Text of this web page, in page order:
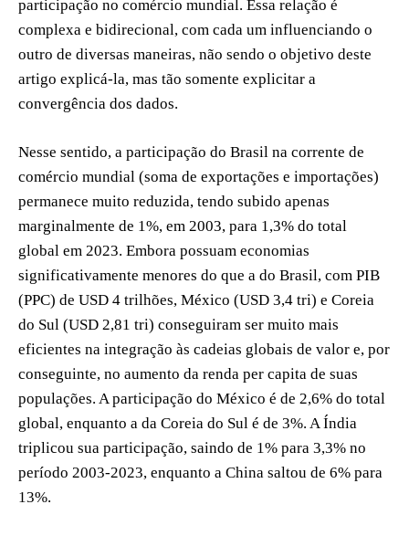
participação no comércio mundial. Essa relação é
complexa e bidirecional, com cada um influenciando o
outro de diversas maneiras, não sendo o objetivo deste
artigo explicá-la, mas tão somente explicitar a
convergência dos dados.
Nesse sentido, a participação do Brasil na corrente de
comércio mundial (soma de exportações e importações)
permanece muito reduzida, tendo subido apenas
marginalmente de 1%, em 2003, para 1,3% do total
global em 2023. Embora possuam economias
significativamente menores do que a do Brasil, com PIB
(PPC) de USD 4 trilhões, México (USD 3,4 tri) e Coreia
do Sul (USD 2,81 tri) conseguiram ser muito mais
eficientes na integração às cadeias globais de valor e, por
conseguinte, no aumento da renda per capita de suas
populações. A participação do México é de 2,6% do total
global, enquanto a da Coreia do Sul é de 3%. A Índia
triplicou sua participação, saindo de 1% para 3,3% no
período 2003-2023, enquanto a China saltou de 6% para
13%.